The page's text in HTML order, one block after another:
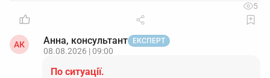
5
АК Анна, консультант ЕКСПЕРТ
08.08.2026 | 09:00
По ситуації.